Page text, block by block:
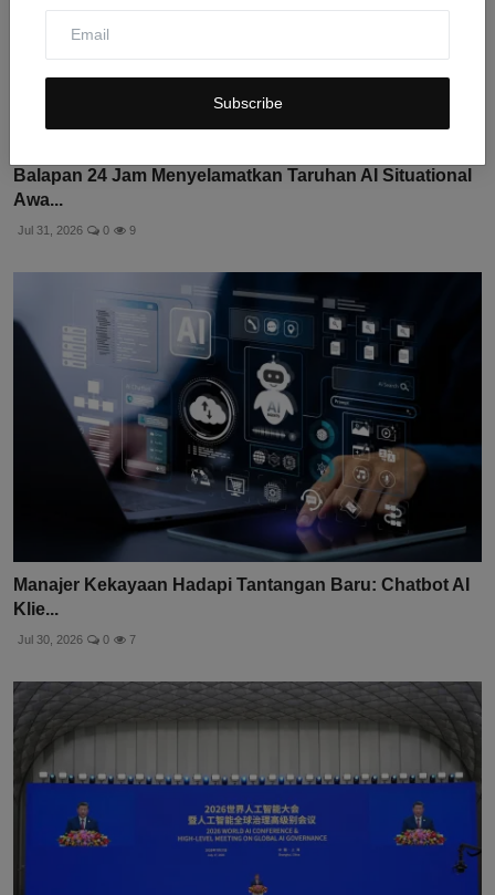
Subscribe
Balapan 24 Jam Menyelamatkan Taruhan AI Situational
Awa...
Jul 31, 2026 0 9
Manajer Kekayaan Hadapi Tantangan Baru: Chatbot AI
Klie...
Jul 30, 2026 0 7